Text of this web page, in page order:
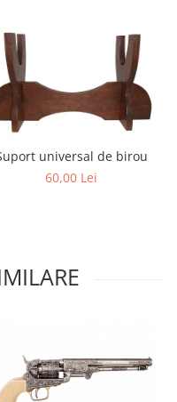
universal de birou
60,00 Lei